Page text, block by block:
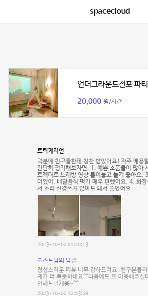
spacecloud
언더그라운드전포 파
20,000 원/시간
트릭케리언
덕분에 친구들한테 칭찬 받았어요! 자주 애용
간단히 정리해보자면, 1. 예쁜 소품들이 많아
로젝터로 노래방 영상 틀어놓고 놀기 좋아요.
어있어, 배달음식 먹기 매우 편했어요. 4. 화
서 소리 신경쓰지 않아도 돼서 좋았어요
2023-10-02 01:20:13
호스트님의 답글
정성스러운 리뷰 너무 감사드려요. 친구분들
제가 더 뿌듯하네요^^다음에도 또 이용해주실
인해드릴게용~^^
2023-10-02 12:53:59